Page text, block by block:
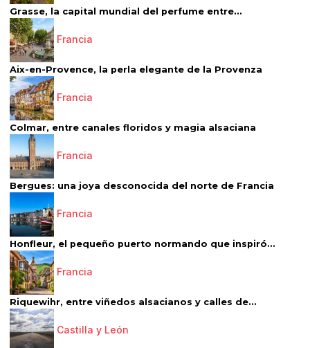
Grasse, la capital mundial del perfume entre...
Francia
Aix-en-Provence, la perla elegante de la Provenza
Francia
Colmar, entre canales floridos y magia alsaciana
Francia
Bergues: una joya desconocida del norte de Francia
Francia
Honfleur, el pequeño puerto normando que inspiró...
Francia
Riquewihr, entre viñedos alsacianos y calles de...
Castilla y León